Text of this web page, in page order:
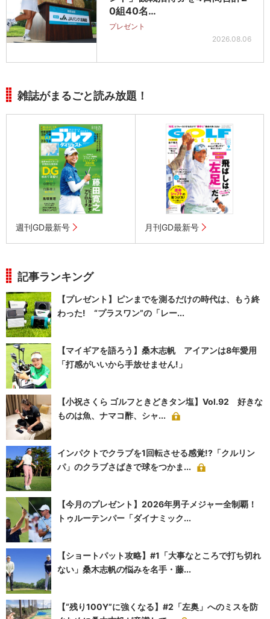
0組40名…
プレゼント
2026.08.06
雑誌がまるごと読み放題！
週刊GD最新号 月刊GD最新号
記事ランキング
【プレゼント】ピンまでを測るだけの時代は、もう終
わった! “プラスワン”の「レー...
【マイギアを語ろう】桑木志帆 アイアンは8年愛用
「打感がいいから手放せません!」
【小祝さくら ゴルフときどきタン塩】Vol.92 好きな
ものは魚、ナマコ酢、シャ...
インパクトでクラブを1回転させる感覚!?「クルリン
パ」のクラブさばきで球をつかま...
【今月のプレゼント】2026年男子メジャー全制覇！
トゥルーテンパー「ダイナミック...
【ショートパット攻略】#1「大事なところで打ち切れ
ない」桑木志帆の悩みを名手・藤...
【“残り100Y”に強くなる】#2「左奥」へのミスを防